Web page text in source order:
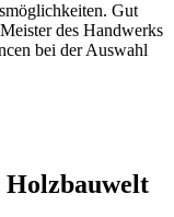
Gut
des Handwerks
bei der Auswahl